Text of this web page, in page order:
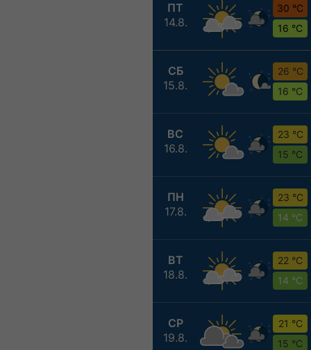
ПТ
14.8.
30 °C
16 °C
СБ
15.8.
26 °C
16 °C
ВС
16.8.
23 °C
15 °C
ПН
17.8.
23 °C
14 °C
ВТ
18.8.
22 °C
14 °C
СР
19.8.
21 °C
15 °C